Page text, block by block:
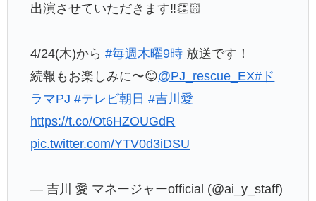
出演させていただきます‼️👏🏻
4/24(木)から#毎週木曜9時 放送です！
続報もお楽しみに〜😊@PJ_rescue_EX#ド
ラマPJ #テレビ朝日 #吉川愛
https://t.co/Ot6HZOUGdR
pic.twitter.com/YTV0d3iDSU
— 吉川 愛 マネージャーofficial (@ai_y_staff)